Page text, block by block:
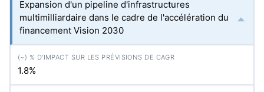
Expansion d'un pipeline d'infrastructures
multimilliardaire dans le cadre de l'accélération du
financement Vision 2030
1.8%